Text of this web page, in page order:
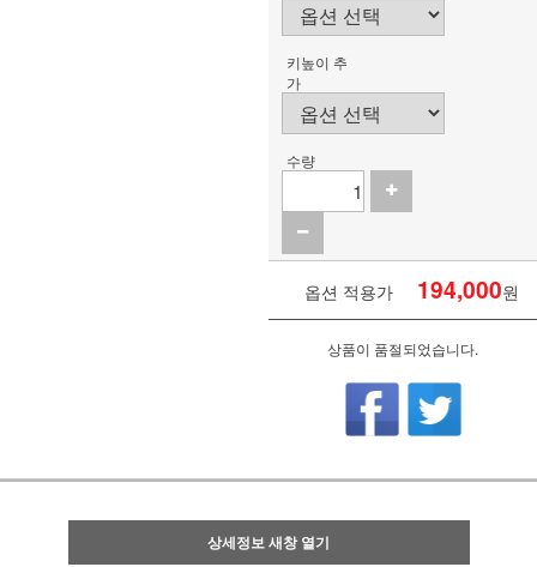
키높이 추
가
수량
옵션 적용가 194,000원
상품이 품절되었습니다.
상세정보 새창 열기